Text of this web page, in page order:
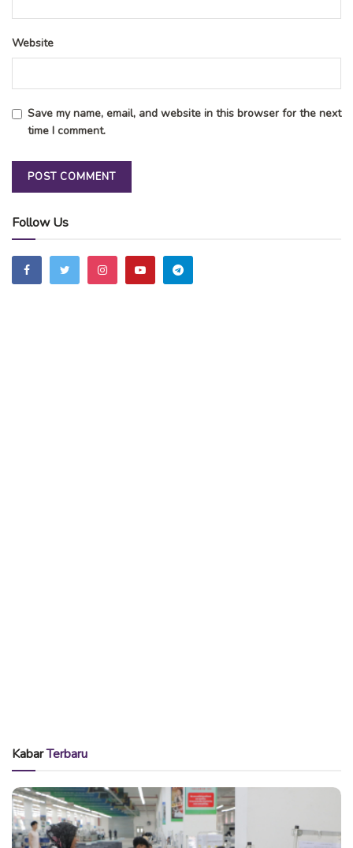
Website
Save my name, email, and website in this browser for the next
time I comment.
Follow Us
KabarTerbaru